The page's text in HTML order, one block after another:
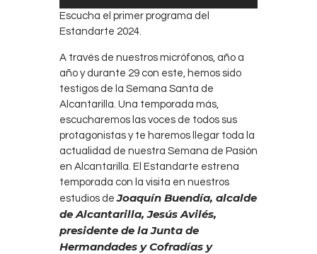
audio
Escucha el primer programa del
Estandarte 2024.
A través de nuestros micrófonos, año a
año y durante 29 con este, hemos sido
testigos de la Semana Santa de
Alcantarilla. Una temporada más,
escucharemos las voces de todos sus
protagonistas y te haremos llegar toda la
actualidad de nuestra Semana de Pasión
en Alcantarilla. El Estandarte estrena
temporada con la visita en nuestros
estudios deJoaquín Buendía, alcalde
de Alcantarilla, Jesús Avilés,
presidente de la Junta de
Hermandades y Cofradías y